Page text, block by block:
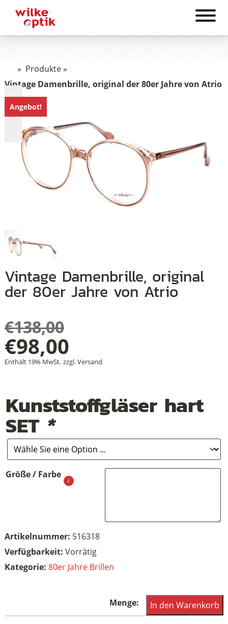
» Produkte»
Vintage Damenbrille, original der 80er Jahre von Atrio
Angebot!
Vintage Damenbrille, original
der 80er Jahre von Atrio
€138,00
Ursprünglicher
Preis
war:
€138,00
€98,00
Aktueller
ist:
€98,00.
Enthält 19% MwSt. zzgl.Versand
Kunststoffgläser hart
SET *
Größe / Farbe
Artikelnummer: 516318
Vorrätig
Kategorie: 80er Jahre Brillen
Vintage
Damenbrille,
In den Warenkorb
+
+